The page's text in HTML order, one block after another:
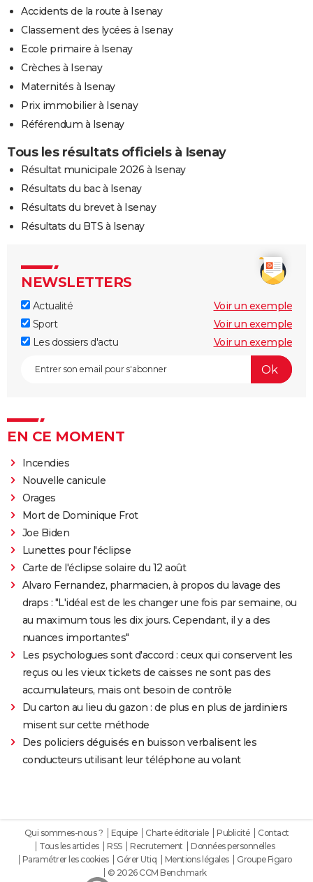
Accidents de la route à Isenay
Classement des lycées à Isenay
Ecole primaire à Isenay
Crèches à Isenay
Maternités à Isenay
Prix immobilier à Isenay
Référendum à Isenay
Tous les résultats officiels à Isenay
Résultat municipale 2026 à Isenay
Résultats du bac à Isenay
Résultats du brevet à Isenay
Résultats du BTS à Isenay
NEWSLETTERS
Actualité
Voir un exemple
Sport
Voir un exemple
Les dossiers d'actu
Voir un exemple
EN CE MOMENT
Incendies
Nouvelle canicule
Orages
Mort de Dominique Frot
Joe Biden
Lunettes pour l'éclipse
Carte de l'éclipse solaire du 12 août
Alvaro Fernandez, pharmacien, à propos du lavage des
draps : "L'idéal est de les changer une fois par semaine, ou
au maximum tous les dix jours. Cependant, il y a des
nuances importantes"
Les psychologues sont d'accord : ceux qui conservent les
reçus ou les vieux tickets de caisses ne sont pas des
accumulateurs, mais ont besoin de contrôle
Du carton au lieu du gazon : de plus en plus de jardiniers
misent sur cette méthode
Des policiers déguisés en buisson verbalisent les
conducteurs utilisant leur téléphone au volant
Qui sommes-nous ? Equipe Charte éditoriale Publicité
Contact
Tous les articles
RSS Recrutement
Données personnelles
Paramétrer les cookies
Gérer Utiq Mentions légales
Groupe Figaro
© 2026 CCM Benchmark